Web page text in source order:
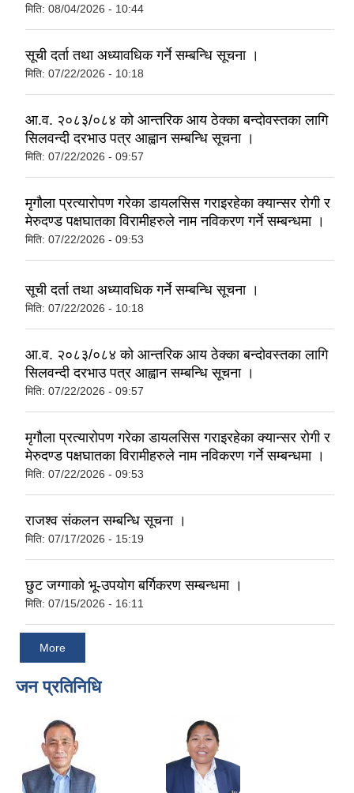
मिति: 08/04/2026 - 10:44
सूची दर्ता तथा अध्यावधिक गर्ने सम्बन्धि सूचना ।
मिति: 07/22/2026 - 10:18
आ.व. २०८३/०८४ को आन्तरिक आय ठेक्का बन्दोवस्तका लागि
सिलवन्दी दरभाउ पत्र आह्वान सम्बन्धि सूचना ।
मिति: 07/22/2026 - 09:57
मृगौला प्रत्यारोपण गरेका डायलसिस गराइरहेका क्यान्सर रोगी र
मेरुदण्ड पक्षघातका विरामीहरुले नाम नविकरण गर्ने सम्बन्धमा ।
मिति: 07/22/2026 - 09:53
सूची दर्ता तथा अध्यावधिक गर्ने सम्बन्धि सूचना ।
मिति: 07/22/2026 - 10:18
आ.व. २०८३/०८४ को आन्तरिक आय ठेक्का बन्दोवस्तका लागि
सिलवन्दी दरभाउ पत्र आह्वान सम्बन्धि सूचना ।
मिति: 07/22/2026 - 09:57
मृगौला प्रत्यारोपण गरेका डायलसिस गराइरहेका क्यान्सर रोगी र
मेरुदण्ड पक्षघातका विरामीहरुले नाम नविकरण गर्ने सम्बन्धमा ।
मिति: 07/22/2026 - 09:53
राजश्व संकलन सम्बन्धि सूचना ।
मिति: 07/17/2026 - 15:19
छुट जग्गाको भू-उपयोग बर्गिकरण सम्बन्धमा ।
मिति: 07/15/2026 - 16:11
More
जन प्रतिनिधि